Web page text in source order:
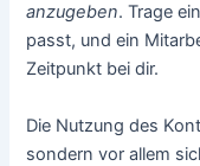
anzugeben. Trage
passt, und ein
Zeitpunkt bei dir.
Die Nutzung des
sondern vor allem